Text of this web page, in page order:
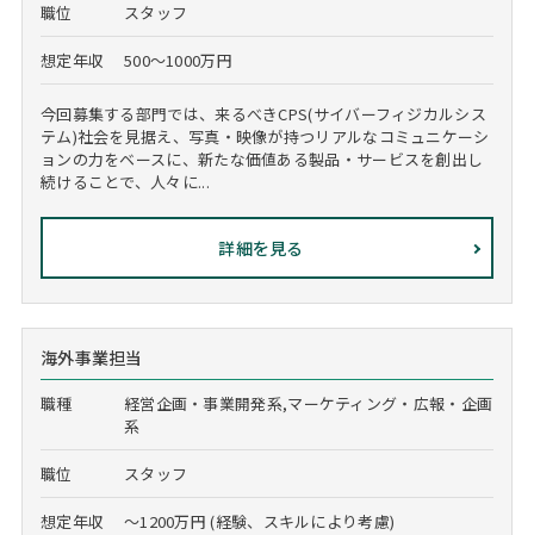
職位 スタッフ
想定年収 500～1000万円
今回募集する部門では、来るべきCPS(サイバーフィジカルシス
テム)社会を見据え、写真・映像が持つリアルなコミュニケーシ
ョンの力をベースに、新たな価値ある製品・サービスを創出し
続けることで、人々に...
詳細を見る
海外事業担当
職種
経営企画・事業開発系,マーケティング・広報・企画
系
職位 スタッフ
想定年収 ～1200万円 (経験、スキルにより考慮)